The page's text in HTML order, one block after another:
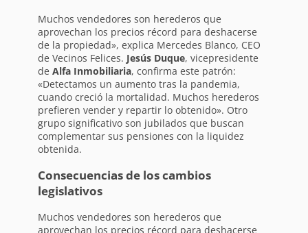
Muchos vendedores son herederos que
aprovechan los precios récord para deshacerse
de la propiedad», explica Mercedes Blanco, CEO
de Vecinos Felices. Jesús Duque, vicepresidente
de Alfa Inmobiliaria, confirma este patrón:
«Detectamos un aumento tras la pandemia,
cuando creció la mortalidad. Muchos herederos
prefieren vender y repartir lo obtenido». Otro
grupo significativo son jubilados que buscan
complementar sus pensiones con la liquidez
obtenida.
Consecuencias de los cambios
legislativos
Muchos vendedores son herederos que
aprovechan los precios récord para deshacerse